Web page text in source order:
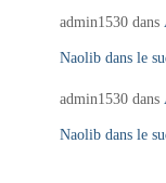
admin1530 dans
Naolib dans le
admin1530 dans
Naolib dans le